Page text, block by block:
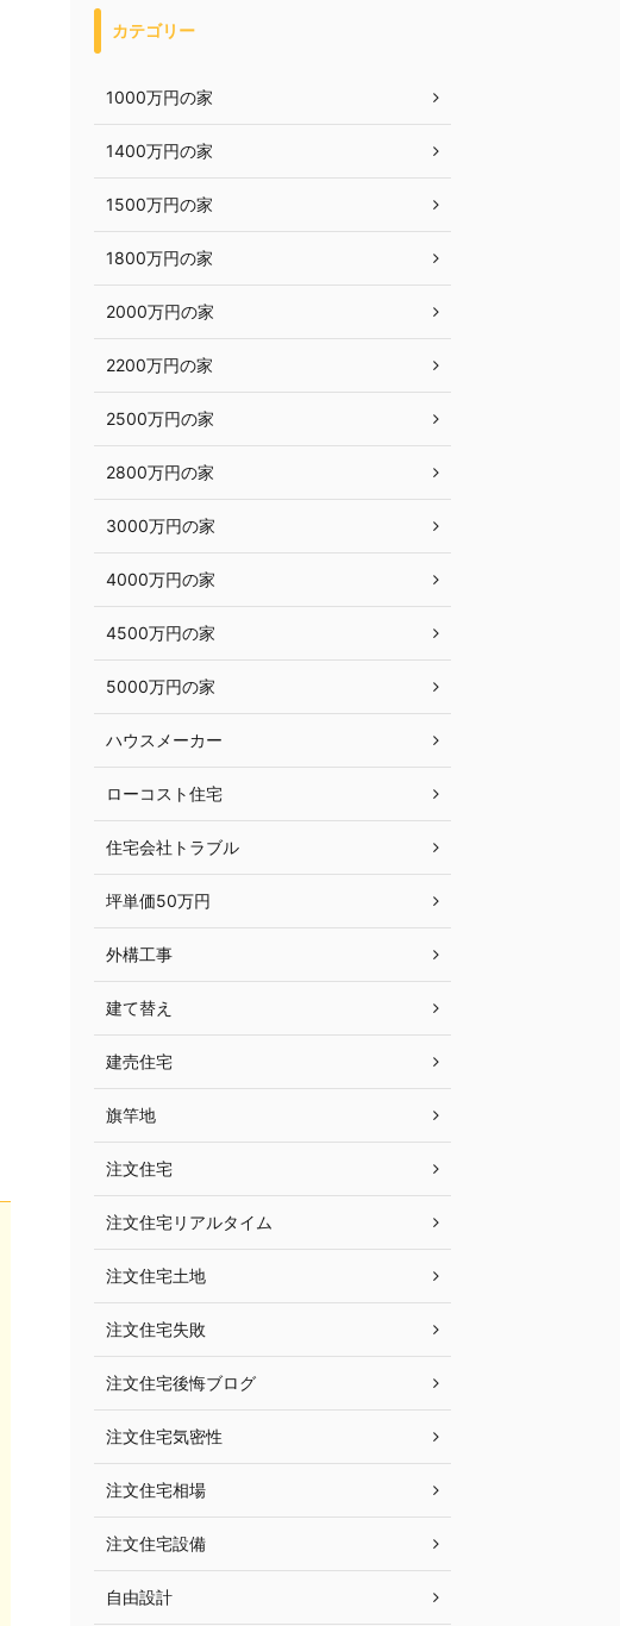
カテゴリー
1000万円の家
1400万円の家
1500万円の家
1800万円の家
2000万円の家
2200万円の家
2500万円の家
2800万円の家
3000万円の家
4000万円の家
4500万円の家
5000万円の家
ハウスメーカー
ローコスト住宅
住宅会社トラブル
坪単価50万円
外構工事
建て替え
建売住宅
旗竿地
注文住宅
注文住宅リアルタイム
注文住宅土地
注文住宅失敗
注文住宅後悔ブログ
注文住宅気密性
注文住宅相場
注文住宅設備
自由設計